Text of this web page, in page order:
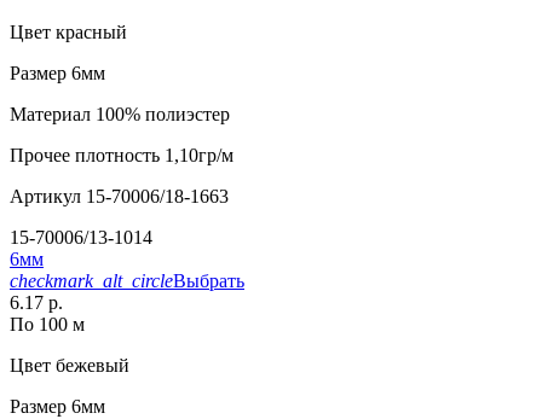
Цвет красный
Размер 6мм
Материал 100% полиэстер
Прочее плотность 1,10гр/м
Артикул 15-70006/18-1663
15-70006/13-1014
6мм
checkmark_alt_circleВыбрать
6.17 р.
По 100 м
Цвет бежевый
Размер 6мм